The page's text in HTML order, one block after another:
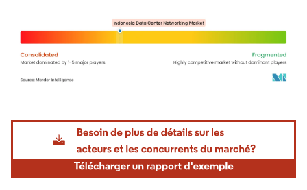
Image © Mordor Intelligence. La réutilisation nécessite une attribution sous CC BY